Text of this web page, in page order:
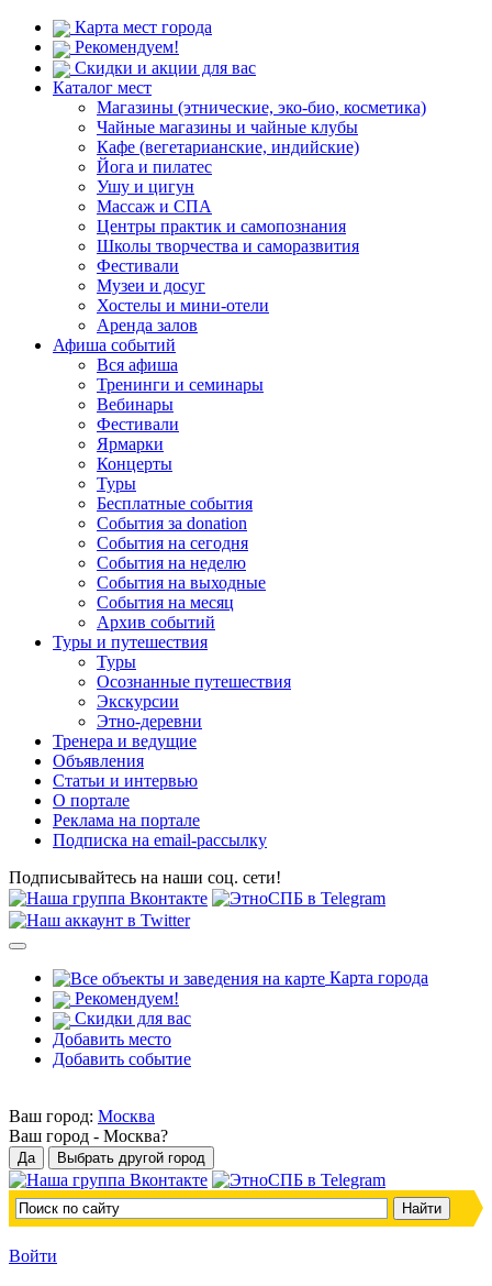
Карта мест города
Рекомендуем!
Скидки и акции для вас
Каталог мест
Магазины (этнические, эко-био, косметика)
Чайные магазины и чайные клубы
Кафе (вегетарианские, индийские)
Йога и пилатес
Ушу и цигун
Массаж и СПА
Центры практик и самопознания
Школы творчества и саморазвития
Фестивали
Музеи и досуг
Хостелы и мини-отели
Аренда залов
Афиша событий
Вся афиша
Тренинги и семинары
Вебинары
Фестивали
Ярмарки
Концерты
Туры
Бесплатные события
События за donation
События на сегодня
События на неделю
События на выходные
События на месяц
Архив событий
Туры и путешествия
Туры
Осознанные путешествия
Экскурсии
Этно-деревни
Тренера и ведущие
Объявления
Статьи и интервью
О портале
Реклама на портале
Подписка на email-рассылку
Подписывайтесь на наши соц. сети!
Карта города
Рекомендуем!
Скидки для вас
Добавить место
Добавить событие
Ваш город: Москва
Ваш город - Москва?
Войти